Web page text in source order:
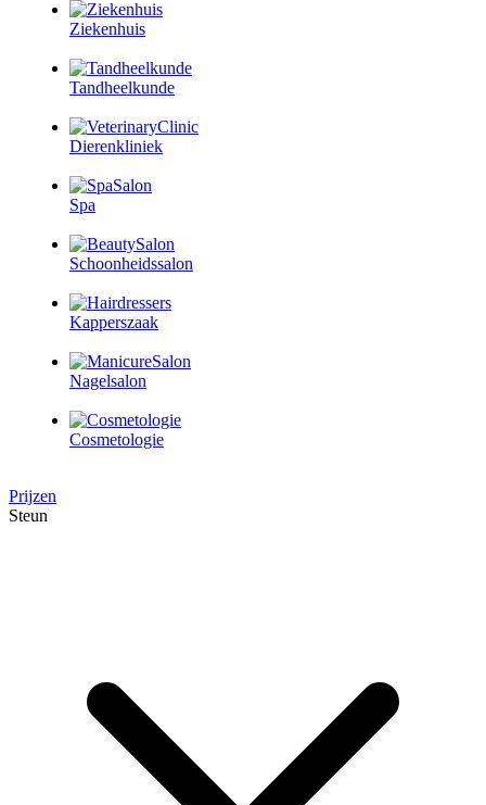
Ziekenhuis
Tandheelkunde
Dierenkliniek
Spa
Schoonheidssalon
Kapperszaak
Nagelsalon
Cosmetologie
Prijzen
Steun